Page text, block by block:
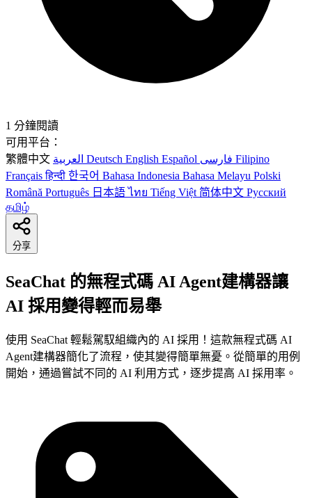
1 分鐘閱讀
可用平台：
繁體中文
Deutsch English Español
Filipino
Françaisहिन्दी 한국어 Bahasa Indonesia Bahasa Melayu Polski
Română Português 日本語ไทย Tiếng Việt 简体中文 Русский
தமிழ்
分享
SeaChat 的無程式碼 AI Agent建構器讓
AI 採用變得輕而易舉
使用 SeaChat 輕鬆駕馭組織內的 AI 採用！這款無程式碼 AI
Agent建構器簡化了流程，使其變得簡單無憂。從簡單的用例
開始，通過嘗試不同的 AI 利用方式，逐步提高 AI 採用率。